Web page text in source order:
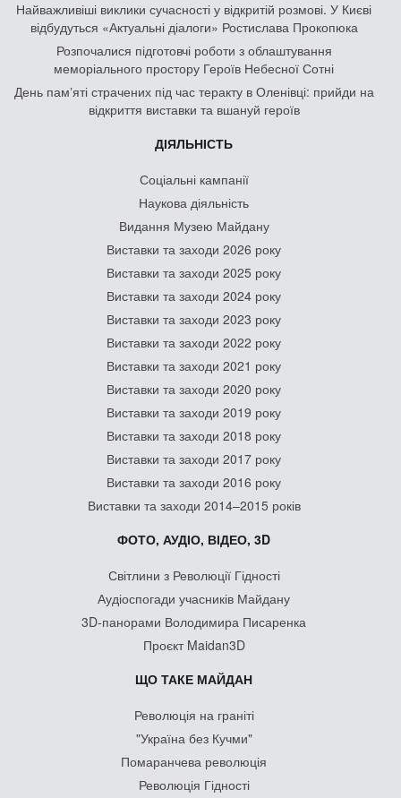
Найважливіші виклики сучасності у відкритій розмові. У Києві
відбудуться «Актуальні діалоги» Ростислава Прокопюка
Розпочалися підготовчі роботи з облаштування
меморіального простору Героїв Небесної Сотні
День памʼяті страчених під час теракту в Оленівці: прийди на
відкриття виставки та вшануй героїв
ДІЯЛЬНІСТЬ
Соціальні кампанії
Наукова діяльність
Видання Музею Майдану
Виставки та заходи 2026 року
Виставки та заходи 2025 року
Виставки та заходи 2024 року
Виставки та заходи 2023 року
Виставки та заходи 2022 року
Виставки та заходи 2021 року
Виставки та заходи 2020 року
Виставки та заходи 2019 року
Виставки та заходи 2018 року
Виставки та заходи 2017 року
Виставки та заходи 2016 року
Виставки та заходи 2014–2015 років
ФОТО, АУДІО, ВІДЕО, 3D
Світлини з Революції Гідності
Аудіоспогади учасників Майдану
3D-панорами Володимира Писаренка
Проєкт Maidan3D
ЩО ТАКЕ МАЙДАН
Революція на граніті
"Україна без Кучми"
Помаранчева революція
Революція Гідності